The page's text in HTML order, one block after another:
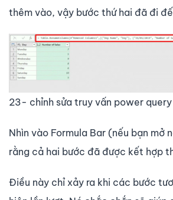
thêm vào, vậy bước thứ hai đã đi
23- chỉnh sửa truy vấn power query
Nhìn vào Formula Bar (nếu bạn mở
rằng cả hai bước đã được kết hợp
Điều này chỉ xảy ra khi các bước